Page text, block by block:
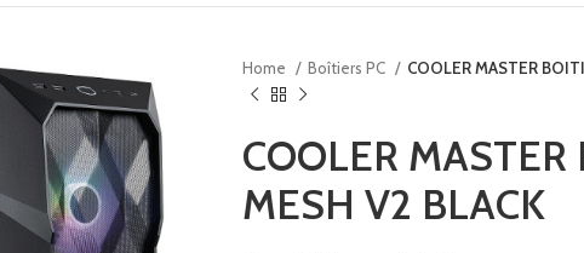
Home Boîtiers PC COOLER MASTER
COOLER
MESH V2 BLACK